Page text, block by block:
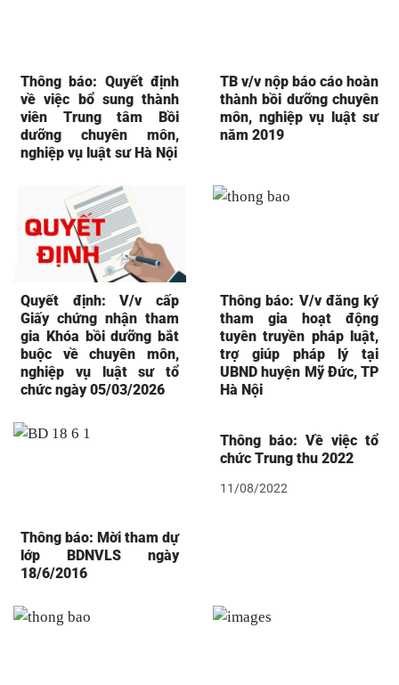
Thông báo: Quyết định
về việc bổ sung thành
viên Trung tâm Bồi
dưỡng chuyên môn,
nghiệp vụ luật sư Hà Nội
TB v/v nộp báo cáo hoàn
thành bồi dưỡng chuyên
môn, nghiệp vụ luật sư
năm 2019
Quyết định: V/v cấp
Giấy chứng nhận tham
gia Khóa bồi dưỡng bắt
buộc về chuyên môn,
nghiệp vụ luật sư tổ
chức ngày 05/03/2026
Thông báo: V/v đăng ký
tham gia hoạt động
tuyên truyền pháp luật,
trợ giúp pháp lý tại
UBND huyện Mỹ Đức, TP
Hà Nội
Thông báo: Mời tham dự
lớp BDNVLS ngày
18/6/2016
Thông báo: Về việc tổ
chức Trung thu 2022
11/08/2022